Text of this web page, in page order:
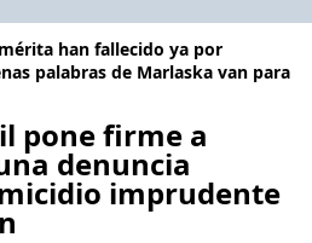
han fallecido ya por
palabras de Marlaska van para
pone firme a
denuncia
imprudente